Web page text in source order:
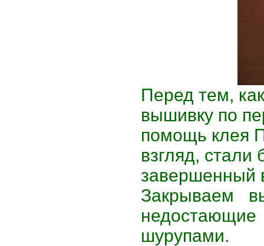
Перед тем,
вышивку по
помощь клея
взгляд,
завершенный
Закрываем
шурупами.